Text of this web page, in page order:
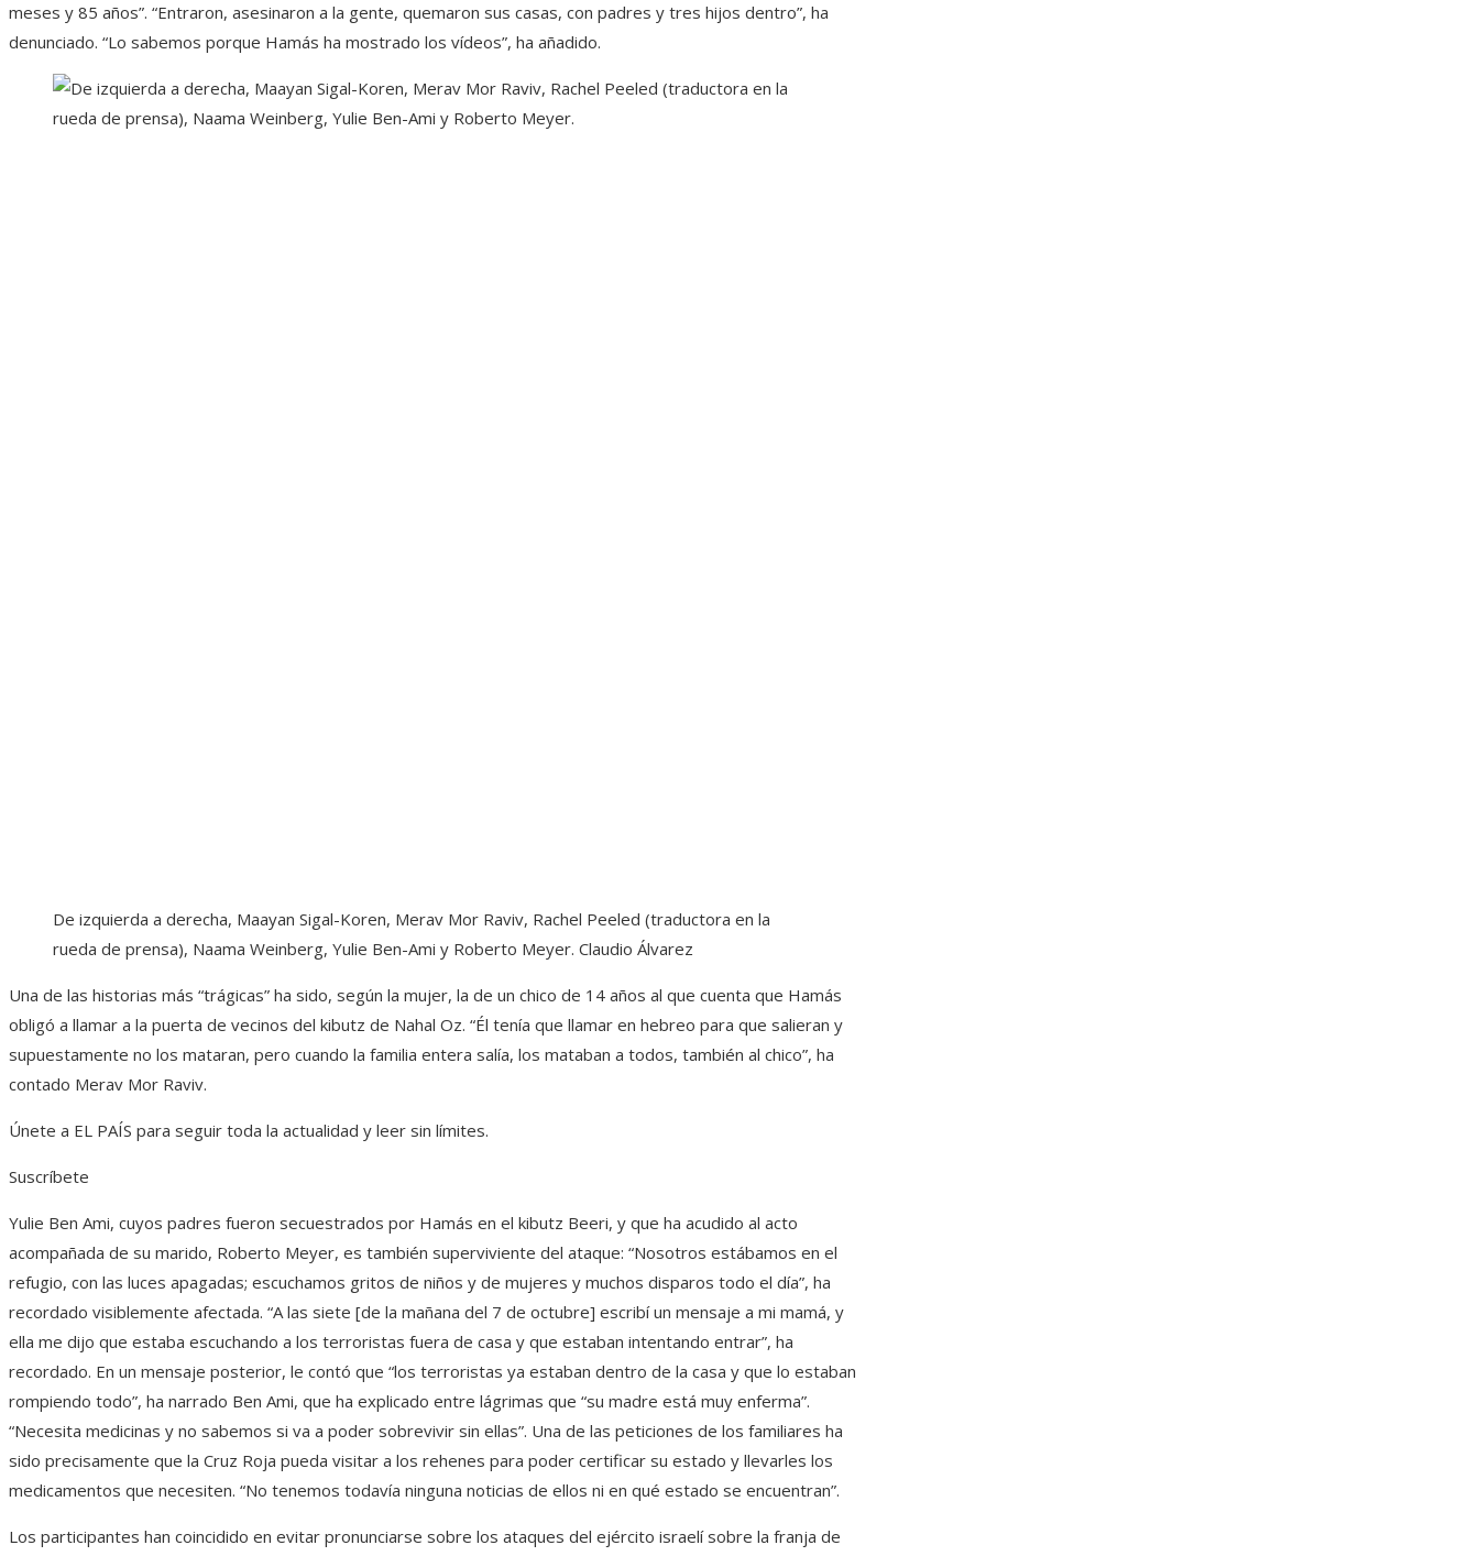
meses y 85 años”. “Entraron, asesinaron a la gente, quemaron sus casas, con padres y tres hijos dentro”, ha
denunciado. “Lo sabemos porque Hamás ha mostrado los vídeos”, ha añadido.
De izquierda a derecha, Maayan Sigal-Koren, Merav Mor Raviv, Rachel Peeled (traductora en la
rueda de prensa), Naama Weinberg, Yulie Ben-Ami y Roberto Meyer. Claudio Álvarez
Una de las historias más “trágicas” ha sido, según la mujer, la de un chico de 14 años al que cuenta que Hamás
obligó a llamar a la puerta de vecinos del kibutz de Nahal Oz. “Él tenía que llamar en hebreo para que salieran y
supuestamente no los mataran, pero cuando la familia entera salía, los mataban a todos, también al chico”, ha
contado Merav Mor Raviv.
Únete a EL PAÍS para seguir toda la actualidad y leer sin límites.
Suscríbete
Yulie Ben Ami, cuyos padres fueron secuestrados por Hamás en el kibutz Beeri, y que ha acudido al acto
acompañada de su marido, Roberto Meyer, es también superviviente del ataque: “Nosotros estábamos en el
refugio, con las luces apagadas; escuchamos gritos de niños y de mujeres y muchos disparos todo el día”, ha
recordado visiblemente afectada. “A las siete [de la mañana del 7 de octubre] escribí un mensaje a mi mamá, y
ella me dijo que estaba escuchando a los terroristas fuera de casa y que estaban intentando entrar”, ha
recordado. En un mensaje posterior, le contó que “los terroristas ya estaban dentro de la casa y que lo estaban
rompiendo todo”, ha narrado Ben Ami, que ha explicado entre lágrimas que “su madre está muy enferma”.
“Necesita medicinas y no sabemos si va a poder sobrevivir sin ellas”. Una de las peticiones de los familiares ha
sido precisamente que la Cruz Roja pueda visitar a los rehenes para poder certificar su estado y llevarles los
medicamentos que necesiten. “No tenemos todavía ninguna noticias de ellos ni en qué estado se encuentran”.
Los participantes han coincidido en evitar pronunciarse sobre los ataques del ejército israelí sobre la franja de